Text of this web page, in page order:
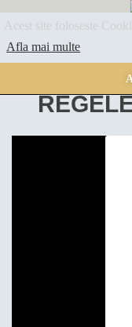
Acest site foloseste
Afla mai multeSPECTACOLE